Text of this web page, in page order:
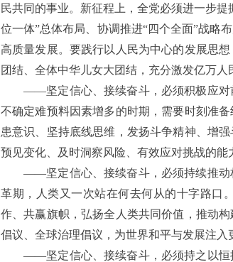
民共同的事业。新征程上，全党必须进一步
位一体”总体布局、协调推进“四个全面”战略
高质量发展。要践行以人民为中心的发展思
团结、全体中华儿女大团结，充分激发亿万
——坚定信心、接续奋斗，必须积极应对
不确定难预料因素增多的时期，需要时刻准
患意识、坚持底线思维，发扬斗争精神、增
预见变化、及时洞察风险、有效应对挑战的能
——坚定信心、接续奋斗，必须持续推动
革期，人类又一次站在何去何从的十字路口
作、共赢旗帜，弘扬全人类共同价值，推动
倡议、全球治理倡议，为世界和平与发展注入
——坚定信心、接续奋斗，必须持之以恒